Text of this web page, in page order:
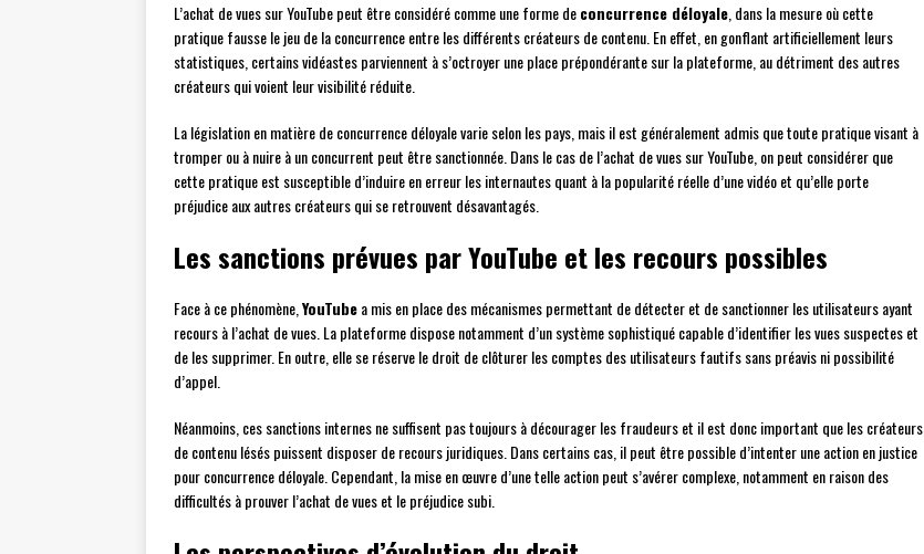
L’achat de vues sur YouTube peut être considéré comme une forme deconcurrence déloyale , dans la mesure où cette
pratique fausse le jeu de la concurrence entre les différents créateurs de contenu. En effet, en gonflant artificiellement leurs
statistiques, certains vidéastes parviennent à s’octroyer une place prépondérante sur la plateforme, au détriment des autres
créateurs qui voient leur visibilité réduite.
La législation en matière de concurrence déloyale varie selon les pays, mais il est généralement admis que toute pratique visant à
tromper ou à nuire à un concurrent peut être sanctionnée. Dans le cas de l’achat de vues sur YouTube, on peut considérer que
cette pratique est susceptible d’induire en erreur les internautes quant à la popularité réelle d’une vidéo et qu’elle porte
préjudice aux autres créateurs qui se retrouvent désavantagés.
Les sanctions prévues par YouTube et les recours possibles
Face à ce phénomène, YouTubea mis en place des mécanismes permettant de détecter et de sanctionner les utilisateurs ayant
recours à l’achat de vues. La plateforme dispose notamment d’un système sophistiqué capable d’identifier les vues suspectes et
de les supprimer. En outre, elle se réserve le droit de clôturer les comptes des utilisateurs fautifs sans préavis ni possibilité
d’appel.
Néanmoins, ces sanctions internes ne suffisent pas toujours à décourager les fraudeurs et il est donc important que les créateurs
de contenu lésés puissent disposer de recours juridiques. Dans certains cas, il peut être possible d’intenter une action en justice
pour concurrence déloyale. Cependant, la mise en œuvre d’une telle action peut s’avérer complexe, notamment en raison des
difficultés à prouver l’achat de vues et le préjudice subi.